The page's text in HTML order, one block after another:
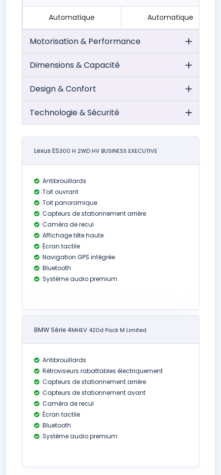
Automatique Automatique
Motorisation & Performance
Dimensions & Capacité
Design & Confort
Technologie & Sécurité
Lexus ES300 H 2WD HV BUSINESS EXECUTIVE
Antibrouillards
Toit ouvrant
Toit panoramique
Capteurs de stationnement arrière
Caméra de recul
Affichage tête haute
Écran tactile
Navigation GPS intégrée
Bluetooth
Système audio premium
BMW Série 4MHEV 420d Pack M Limited
Antibrouillards
Rétroviseurs rabattables électriquement
Capteurs de stationnement arrière
Capteurs de stationnement avant
Caméra de recul
Écran tactile
Bluetooth
Système audio premium